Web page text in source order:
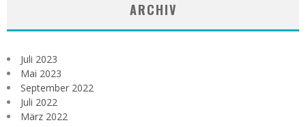
ARCHIV
Juli 2023
Mai 2023
September 2022
Juli 2022
März 2022